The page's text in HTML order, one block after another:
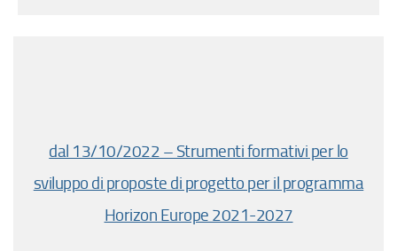
dal 13/10/2022 – Strumenti formativi per lo
sviluppo di proposte di progetto per il programma
Horizon Europe 2021-2027